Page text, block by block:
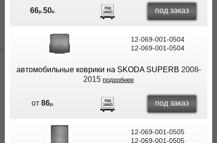
66р.50к. под заказ
12-069-001-0504
12-069-001-0504
автомобильные коврики на SKODA SUPERB 2008-
2015 подробнее
от86р. под заказ
12-069-001-0505
12-069-001-0505